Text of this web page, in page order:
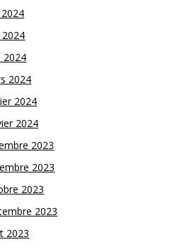
2024
2024
2024
2024
2023
2023
2023
2023
2023